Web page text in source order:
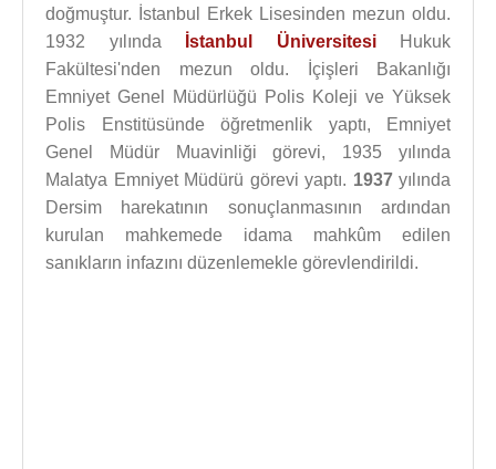
doğmuştur. İstanbul Erkek Lisesinden mezun oldu.
1932 yılında
İstanbul ÜniversitesiHukuk
Fakültesi'nden mezun oldu. İçişleri Bakanlığı
Emniyet Genel Müdürlüğü Polis Koleji ve Yüksek
Polis Enstitüsünde öğretmenlik yaptı, Emniyet
Genel Müdür Muavinliği görevi, 1935 yılında
Malatya Emniyet Müdürü görevi yaptı. 1937yılında
Dersim harekatının sonuçlanmasının ardından
kurulan mahkemede idama mahkûm edilen
sanıkların infazını düzenlemekle görevlendirildi.